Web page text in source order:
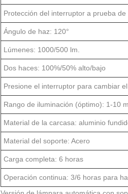
Protección del interruptor a prueba de
Ángulo de haz: 120°
Lúmenes: 1000/500 lm.
Dos haces: 100%/50% alto/bajo
Presione el interruptor para cambiar
Rango de iluminación (óptimo): 1-10 m
Material de la carcasa: aluminio
Material del soporte: Acero
Carga completa: 6 horas
Operación continua: 3/6 horas para